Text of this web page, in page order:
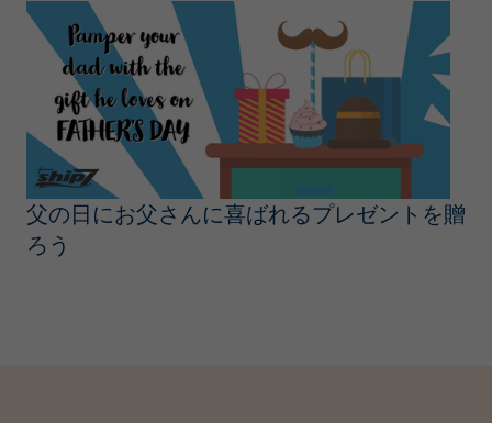
父の日にお父さんに喜ばれるプレゼントを贈
ろう